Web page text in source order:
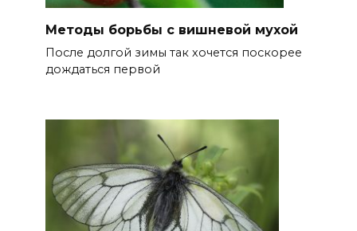
Методы борьбы с вишневой мухой
После долгой зимы так хочется поскорее
дождаться первой